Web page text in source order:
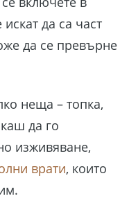
да са част
да се превърне
неща – топка,
да го
изживяване,
врати, които